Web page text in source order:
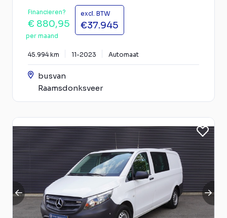
Financieren?
€ 880,95
per maand
excl. BTW
€37.945
45.994 km 11-2023 Automaat
busvan
Raamsdonksveer